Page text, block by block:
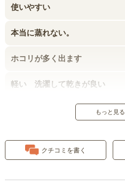
使いやすい
本当に蒸れない。
ホコリが多く出ます
軽い 洗濯して乾きが良い
薄すぎず厚すぎすちょうどいい
気に入ってます
もっと見る
クチコミを書く